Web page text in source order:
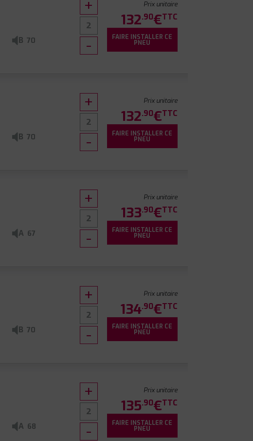
B 70
Prix unitaire
132.90€TTC
FAIRE INSTALLER CE
PNEU
B 70
Prix unitaire
132.90€TTC
FAIRE INSTALLER CE
PNEU
A 67
Prix unitaire
133.90€TTC
FAIRE INSTALLER CE
PNEU
B 70
Prix unitaire
134.90€TTC
FAIRE INSTALLER CE
PNEU
A 68
Prix unitaire
135.90€TTC
FAIRE INSTALLER CE
PNEU